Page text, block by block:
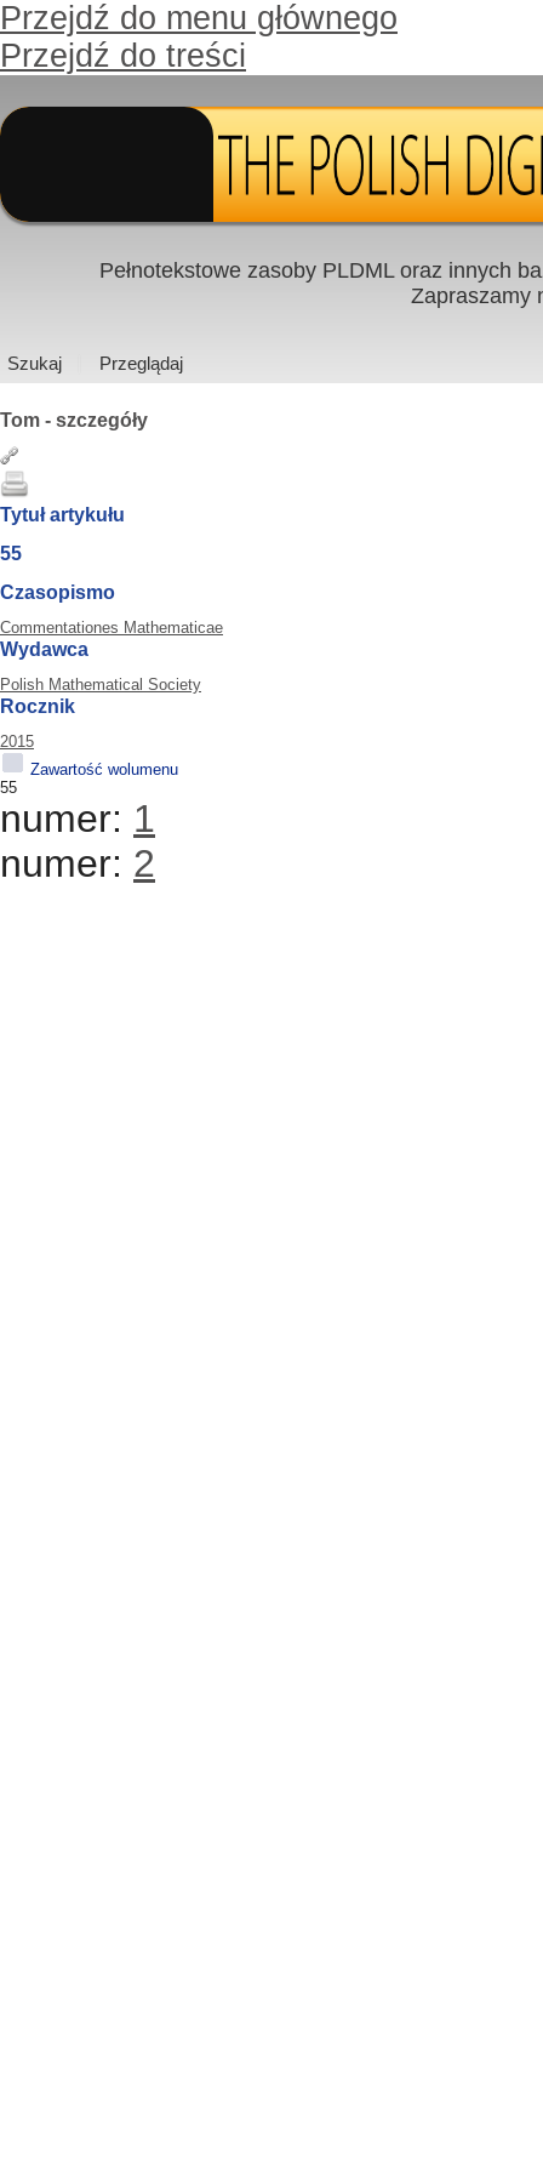
Przejdź do menu głównego
Przejdź do treści
Pełnotekstowe zasoby PLDML oraz innych
Zapraszamy
Szukaj Przeglądaj
Tom - szczegóły
Tytuł artykułu
55
Czasopismo
Commentationes Mathematicae
Wydawca
Polish Mathematical Society
Rocznik
2015
Zawartość wolumenu
55
numer: 1
numer: 2